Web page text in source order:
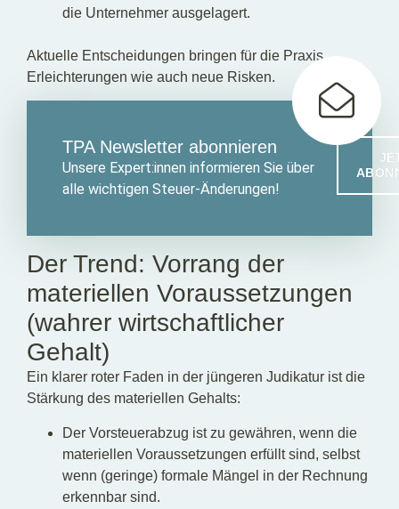
die Unternehmer ausgelagert.
Aktuelle Entscheidungen bringen für die Praxis
Erleichterungen wie auch neue Risken.
TPA Newsletter abonnieren
Unsere Expert:innen informieren Sie über
alle wichtigen Steuer-Änderungen!
Der Trend: Vorrang der
materiellen Voraussetzungen
(wahrer wirtschaftlicher
Gehalt)
Ein klarer roter Faden in der jüngeren Judikatur ist die
Stärkung des materiellen Gehalts:
Der Vorsteuerabzug ist zu gewähren, wenn die
materiellen Voraussetzungen erfüllt sind, selbst
wenn (geringe) formale Mängel in der Rechnung
erkennbar sind.